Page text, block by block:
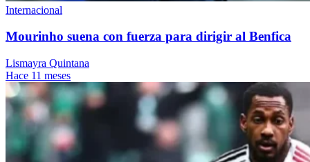
Internacional
Mourinho suena con fuerza para dirigir al Benfica
Lismayra Quintana
Hace 11 meses